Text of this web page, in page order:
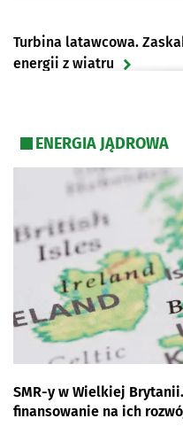
Turbina latawcowa.
energii z wiatru
farm wiatrowych już w
lokalizację
Przydomowe
Prąd 5.0. Czy to ma sens?
Czy przydomowa
[Q&A]
Pierwsza uczelnia w
ENERGIA JĄDROWA
SMR-y w Wielkiej
finansowanie na ich